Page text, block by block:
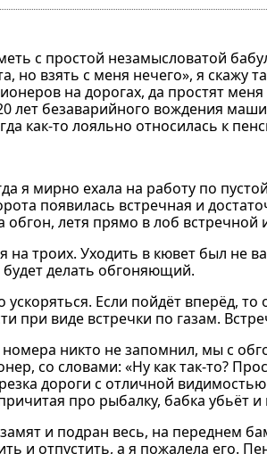
с простой незамысловатой
но взять с меня нечего», я скажу
на дорогах, да простят
безаварийного вождения
как-то лояльно относилась к
я мирно ехала на работу по
появилась встречная и
летя прямо в лоб встречной
троих. Уходить в кювет был не
будет делать обгоняющий.
ускоряться. Если пойдёт вперёд,
при виде встречки по газам.
номера никто не запомнил, мы с
со словами: «Ну как так-то?
дороги с отличной
про рыбалку, бабка убьёт и
и подран весь, на переднем
и отпустить, а я пожалела его.